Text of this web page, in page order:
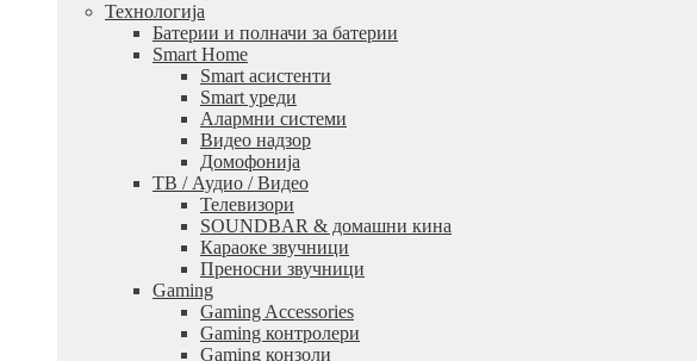
Технологија
Батерии и полначи за батерии
Smart Home
Smart асистенти
Smart уреди
Алармни системи
Видео надзор
Домофонија
ТВ / Аудио / Видео
Телевизори
SOUNDBAR & домашни кина
Караоке звучници
Преносни звучници
Gaming
Gaming Accessories
Gaming контролери
Gaming конзоли